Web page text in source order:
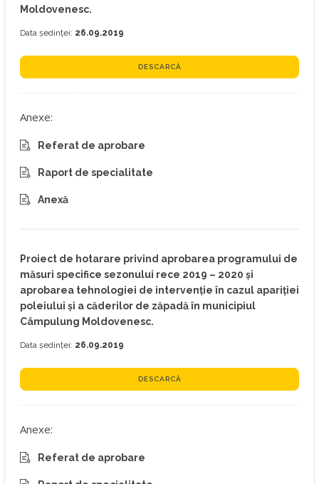
Moldovenesc.
Data ședinței: 26.09.2019
DESCARCĂ
Anexe:
Referat de aprobare
Raport de specialitate
Anexă
Proiect de hotarare privind aprobarea programului de
măsuri specifice sezonului rece 2019 – 2020 şi
aprobarea tehnologiei de intervenţie în cazul apariţiei
poleiului şi a căderilor de zăpadă în municipiul
Câmpulung Moldovenesc.
Data ședinței: 26.09.2019
DESCARCĂ
Anexe:
Referat de aprobare